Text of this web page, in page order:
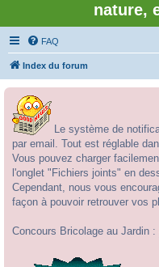
nature,
FAQ
Index du forum
Le système de
par email. Tout est réglable
Vous pouvez charger
l'onglet "Fichiers joints" en
Cependant, nous vous
façon à pouvoir retrouver vos
Concours Bricolage au Jardin :